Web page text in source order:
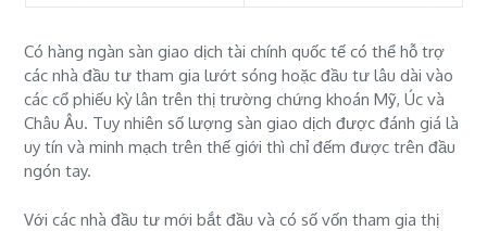
Có hàng ngàn sàn giao dịch tài chính quốc tế có thể hỗ trợ
các nhà đầu tư tham gia lướt sóng hoặc đầu tư lâu dài vào
các cổ phiếu kỳ lân trên thị trường chứng khoán Mỹ, Úc và
Châu Âu. Tuy nhiên số lượng sàn giao dịch được đánh giá là
uy tín và minh mạch trên thế giới thì chỉ đếm được trên đầu
ngón tay.
Với các nhà đầu tư mới bắt đầu và có số vốn tham gia thị